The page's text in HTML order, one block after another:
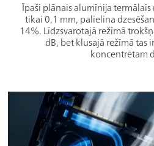
Īpaši plānais alumīnija
tikai 0,1 mm, palielina
14%. Līdzsvarotajā režīmā
dB, bet klusajā režīmā tas
koncentrētam